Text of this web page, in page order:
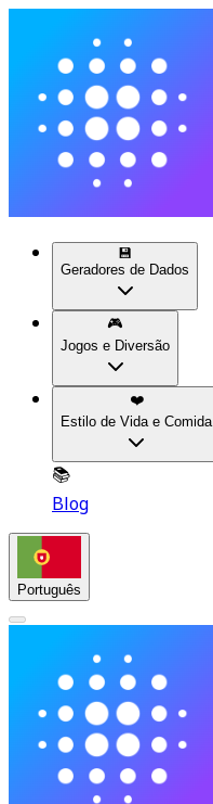
💾
Geradores de Dados
🎮
Jogos e Diversão
❤️
Estilo de Vida e Comida
📚
Blog
Português